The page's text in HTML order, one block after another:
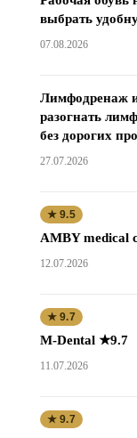
выбрать
07.08.2026
Лимфодренаж
разогнать
без дорогих
27.07.2026
★ 9.5
AMBY medical
12.07.2026
★ 9.7
M-Dental ★9.7
11.07.2026
★ 9.7